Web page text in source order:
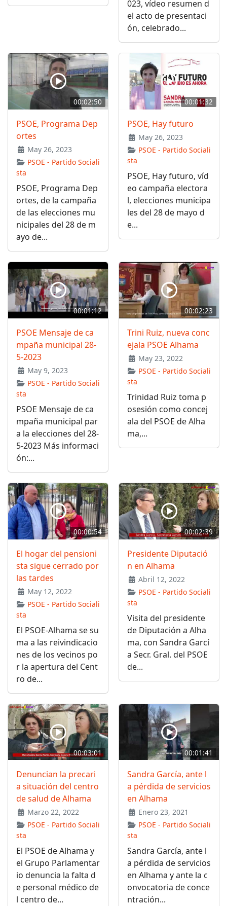
023, vídeo resumen d
el acto de presentaci
ón, celebrado...
00:02:50
PSOE, Programa Dep
ortes
May 26, 2023
PSOE - Partido Sociali
sta
PSOE, Programa Dep
ortes, de la campaña
de las elecciones mu
nicipales del 28 de m
ayo de...
00:01:32
PSOE, Hay futuro
May 26, 2023
PSOE - Partido Sociali
sta
PSOE, Hay futuro, víd
eo campaña electora
l, elecciones municipa
les del 28 de mayo d
e...
00:01:12
PSOE Mensaje de ca
mpaña municipal 28-
5-2023
May 9, 2023
PSOE - Partido Sociali
sta
PSOE Mensaje de ca
mpaña municipal par
a la elecciones del 28-
5-2023 Más informaci
ón:...
00:02:23
Trini Ruiz, nueva conc
ejala PSOE Alhama
May 23, 2022
PSOE - Partido Sociali
sta
Trinidad Ruiz toma p
osesión como concej
ala del PSOE de Alha
ma,...
00:00:54
El hogar del pensioni
sta sigue cerrado por
las tardes
May 12, 2022
PSOE - Partido Sociali
sta
El PSOE-Alhama se su
ma a las reivindicacio
nes de los vecinos po
r la apertura del Cent
ro de...
00:02:39
Presidente Diputació
n en Alhama
Abril 12, 2022
PSOE - Partido Sociali
sta
Visita del presidente
de Diputación a Alha
ma, con Sandra Garcí
a Secr. Gral. del PSOE
de...
00:03:01
Denuncian la precari
a situación del centro
de salud de Alhama
Marzo 22, 2022
PSOE - Partido Sociali
sta
El PSOE de Alhama y
el Grupo Parlamentar
io denuncia la falta d
e personal médico de
l centro de...
00:01:41
Sandra García, ante l
a pérdida de servicios
en Alhama
Enero 23, 2021
PSOE - Partido Sociali
sta
Sandra García, ante l
a pérdida de servicios
en Alhama y ante la c
onvocatoria de conce
ntración...